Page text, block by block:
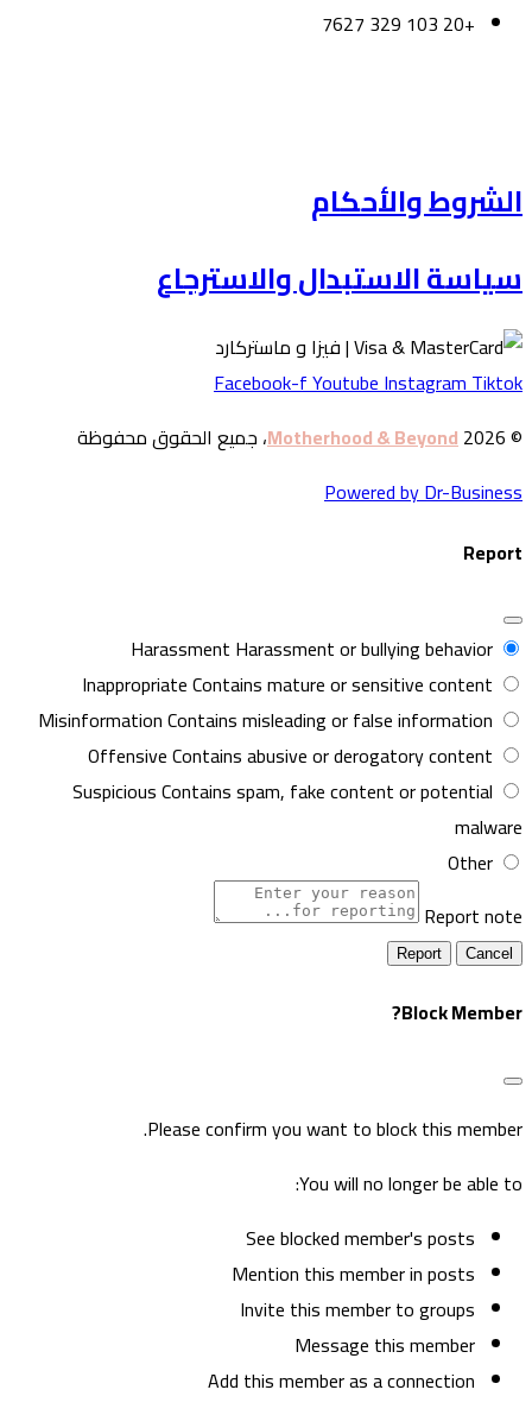
والأحكام
الاستبدال والاسترجاع
Facebook-fYoutubeInstagram
©
Motherhood & Beyond، جميع الحقوق محفوظة
Powered by Dr-
HarassmentHarassment or bullying behavior
InappropriateContains mature or sensitive content
MisinformationContains misleading or false information
OffensiveContains abusive or derogatory content
SuspiciousContains spam, fake content or potential
Other
Report
Report
Block
Please confirm you want to block this
You will no longer be able
See blocked member's posts
Mention this member in posts
Invite this member to groups
Message this member
Add this member as a connection